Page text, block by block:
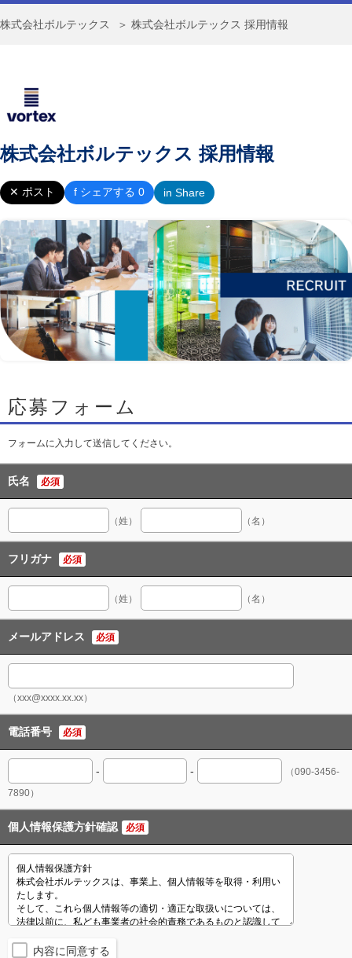
株式会社ボルテックス ＞ 株式会社ボルテックス 採用情報
株式会社ボルテックス 採用情報
✕ ポスト f シェアする 0 in Share
応募フォーム
フォームに入力して送信してください。
氏名 必須
（姓） （名）
フリガナ 必須
（姓） （名）
メールアドレス 必須
（xxx@xxxx.xx.xx）
電話番号 必須
- -
（090-3456-
7890）
個人情報保護方針確認 必須
内容に同意する